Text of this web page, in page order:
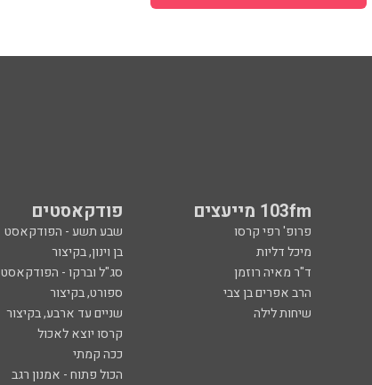
103fm מייעצים פודקאסטים
פרופ' רפי קרסו שבע תשע - הפודקאסט
מיכל דליות בן וינון, בקיצור
ד"ר מאיה רוזמן סג"ל וברקו - הפודקאסט
הרב אפרים בן צבי ספורט, בקיצור
שיחות לילה שניים עד ארבע, בקיצור
קרסו יוצא לאכול
ככה קמתי
הכול פתוח - אמנון רגב